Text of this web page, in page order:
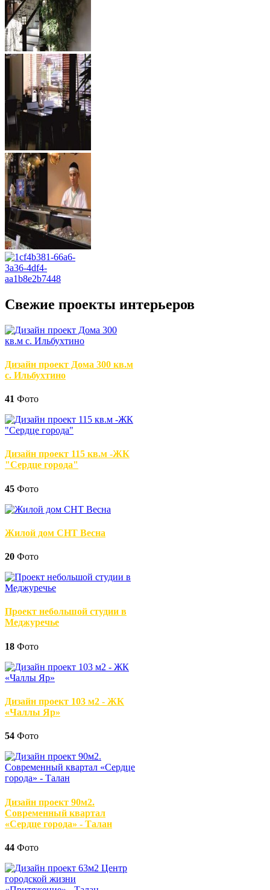
Свежие проекты интерьеров
Дизайн проект Дома 300 кв.м
с. Ильбухтино
41 Фото
Дизайн проект 115 кв.м -ЖК
"Сердце города"
45 Фото
Жилой дом СНТ Весна
20 Фото
Проект небольшой студии в
Меджуречье
18 Фото
Дизайн проект 103 м2 - ЖК
«Чаллы Яр»
54 Фото
Дизайн проект 90м2.
Современный квартал
«Сердце города» - Талан
44 Фото